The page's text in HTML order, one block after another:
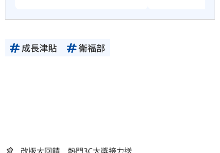
成長津貼 衛福部